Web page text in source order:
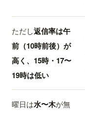
ただし返信率は午
前（10時前後）が
高く、15時・17〜
19時は低い
曜日は水〜木が無